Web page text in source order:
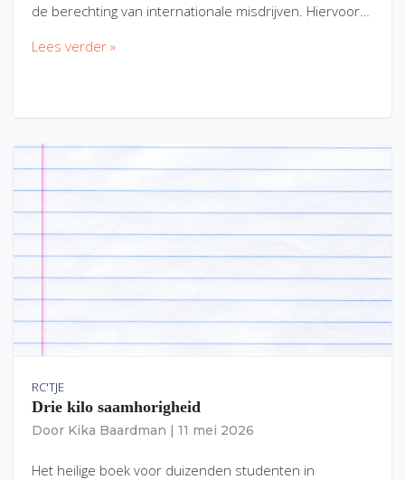
de berechting van internationale misdrijven. Hiervoor…
Lees verder »
RC'TJE
Drie kilo saamhorigheid
Door Kika Baardman 11 mei 2026
Het heilige boek voor duizenden studenten in